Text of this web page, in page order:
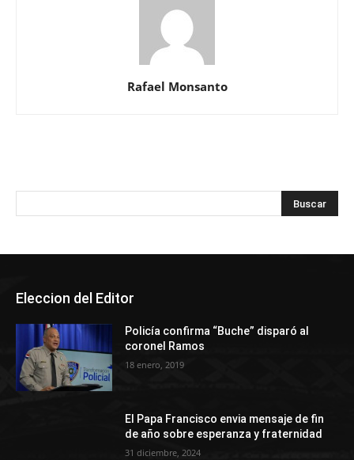
Rafael Monsanto
Eleccion del Editor
Policía confirma “Buche” disparó al
coronel Ramos
18 enero, 2019
El Papa Francisco envia mensaje de fin
de año sobre esperanza y fraternidad
31 diciembre, 2024